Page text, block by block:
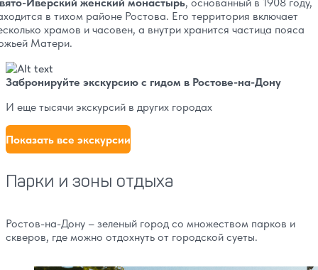
Иверский женский монастырь, основанный в 1908 году,
в тихом районе Ростова. Его территория включает
храмов и часовен, а внутри хранится частица пояса
Матери.
Забронируйте экскурсию с гидом в Ростове-на-Дону
И еще тысячи экскурсий в других городах
Показать все экскурсии
Парки и зоны отдыха
Ростов-на-Дону – зеленый город со множеством парков и
скверов, где можно отдохнуть от городской суеты.